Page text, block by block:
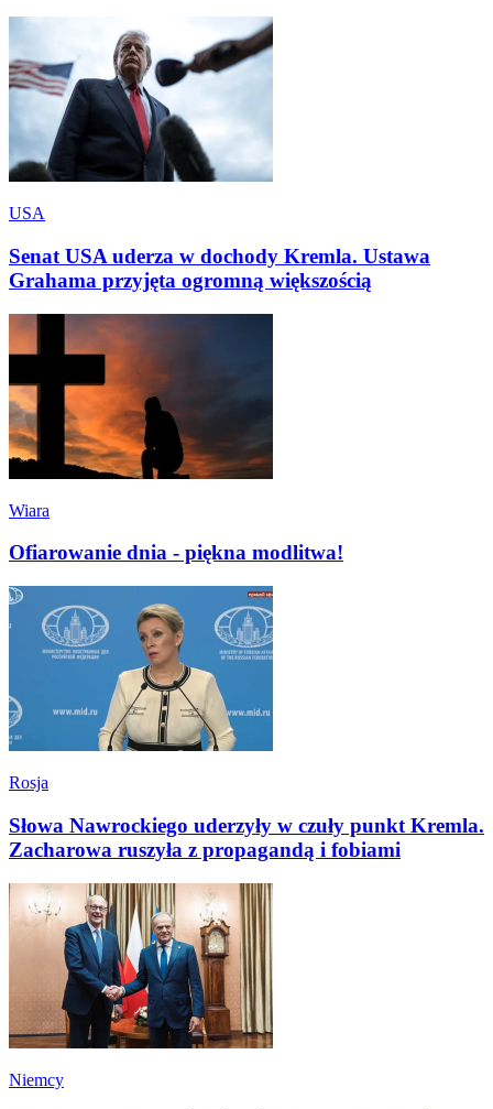
USA
Senat USA uderza w dochody Kremla. Ustawa
Grahama przyjęta ogromną większością
Wiara
Ofiarowanie dnia - piękna modlitwa!
Rosja
Słowa Nawrockiego uderzyły w czuły punkt Kremla.
Zacharowa ruszyła z propagandą i fobiami
Niemcy